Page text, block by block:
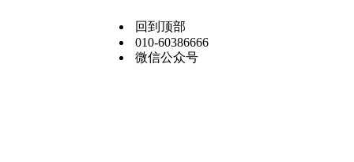
回到顶部
010-60386666
微信公众号